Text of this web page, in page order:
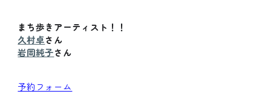
まち歩きアーティスト！！
久村卓さん
岩岡純子さん
予約フォーム